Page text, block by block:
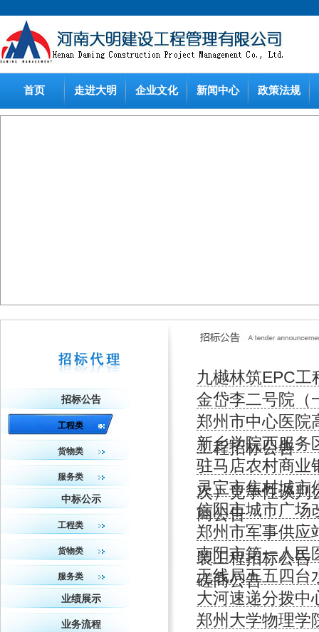
首页 走进大明 企业文化 新闻中心 政策法规
九樾林筑EPC工
金岱李二号院（
郑州市中心医院
工程招标公告
新乡学院西服务
驻马店农村商业
次）竞争性谈判
灵宝市焦村城市
商公告
信阳市城市广场
郑州市军事供应
装工程招标公告
南阳市第一人民
磋商公告
无线局五五四台
大河速递分拨中
郑州大学物理学
招标公告
工程类
货物类
服务类
中标公示
工程类
货物类
服务类
业绩展示
业务流程